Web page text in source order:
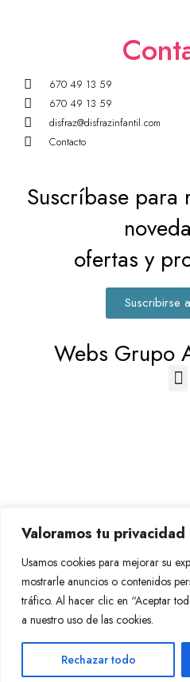
Valoramos tu privacidad
Usamos cookies para mejorar su
mostrarle anuncios o contenidos
tráfico. Al hacer clic en “Aceptar
a nuestro uso de las cookies.
Rechazar todo
670 49 13 59
670 49 13 59
disfraz@disfrazinfantil.com
Contacto
Suscríbase para
ofertas y
Suscribirse
Webs Grupo
Grupo Arte